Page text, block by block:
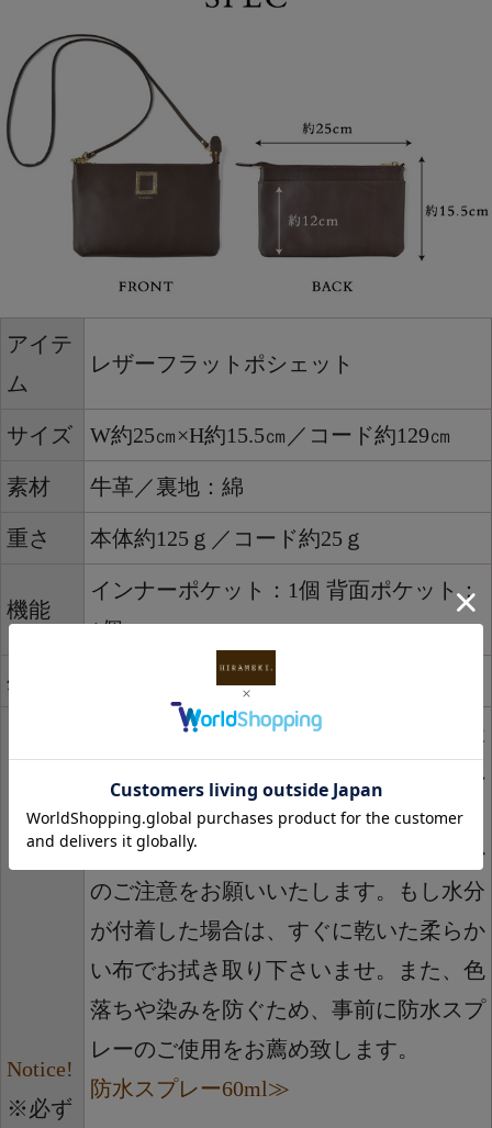
アイテ
ム
レザーフラットポシェット
サイズ W約25㎝×H約15.5㎝／コード約129㎝
素材 牛革／裏地：綿
重さ 本体約125ｇ／コード約25ｇ
機能
インナーポケット：1個 背面ポケット：
1個
生産国
Notice!
※必ず
・こちらのポシェットは、厳選された天
然皮革を用い、染色加工を施し製造され
ていますが、天然皮革の性質上色落ち、
染みの可能性があります。水分には細心
のご注意をお願いいたします。もし水分
が付着した場合は、すぐに乾いた柔らか
い布でお拭き取り下さいませ。また、色
落ちや染みを防ぐため、事前に防水スプ
レーのご使用をお薦め致します。
防水スプレー60ml≫